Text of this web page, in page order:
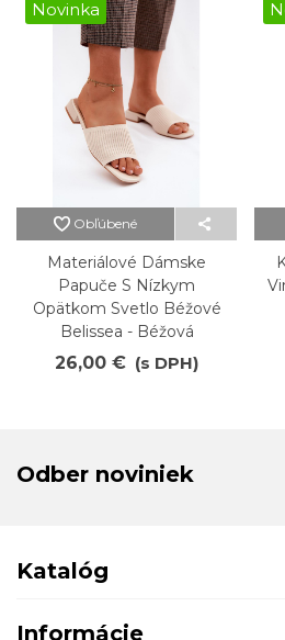
Novinka
Obľúbené
Materiálové Dámske
Papuče S Nízkym
Opätkom Svetlo Béžové
Belissea - Béžová
26,00 € (s DPH)
Odber noviniek
Katalóg
Informácie